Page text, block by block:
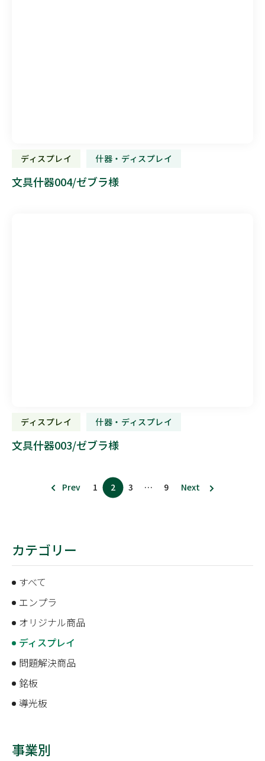
ディスプレイ 什器・ディスプレイ
文具什器004/ゼブラ様
ディスプレイ 什器・ディスプレイ
文具什器003/ゼブラ様
Prev 1 2 3 … 9 Next
カテゴリー
すべて
エンプラ
オリジナル商品
ディスプレイ
問題解決商品
銘板
導光板
事業別